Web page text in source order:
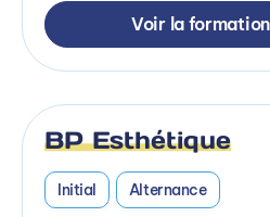
Voir la formation
BP Esthétique
Initial Alternance